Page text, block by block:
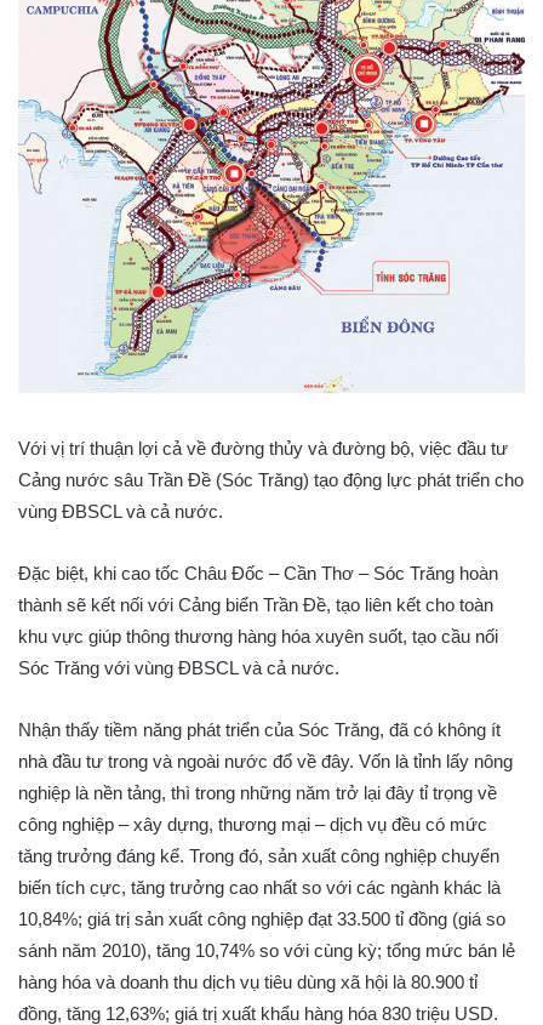
Với vị trí thuận lợi cả về đường thủy và đường bộ, việc đầu tư
Cảng nước sâu Trần Đề (Sóc Trăng) tạo động lực phát triển cho
vùng ĐBSCL và cả nước.
Đặc biệt, khi cao tốc Châu Đốc – Cần Thơ – Sóc Trăng hoàn
thành sẽ kết nối với Cảng biển Trần Đề, tạo liên kết cho toàn
khu vực giúp thông thương hàng hóa xuyên suốt, tạo cầu nối
Sóc Trăng với vùng ĐBSCL và cả nước.
Nhận thấy tiềm năng phát triển của Sóc Trăng, đã có không ít
nhà đầu tư trong và ngoài nước đổ về đây. Vốn là tỉnh lấy nông
nghiệp là nền tảng, thì trong những năm trở lại đây tỉ trọng về
công nghiệp – xây dựng, thương mại – dịch vụ đều có mức
tăng trưởng đáng kể. Trong đó, sản xuất công nghiệp chuyển
biến tích cực, tăng trưởng cao nhất so với các ngành khác là
10,84%; giá trị sản xuất công nghiệp đạt 33.500 tỉ đồng (giá so
sánh năm 2010), tăng 10,74% so với cùng kỳ; tổng mức bán lẻ
hàng hóa và doanh thu dịch vụ tiêu dùng xã hội là 80.900 tỉ
đồng, tăng 12,63%; giá trị xuất khẩu hàng hóa 830 triệu USD.